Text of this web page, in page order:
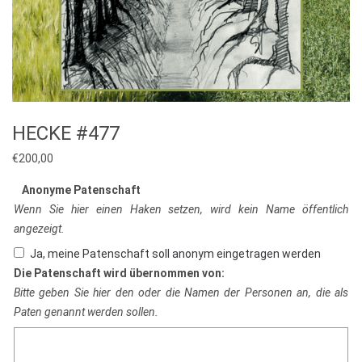
HECKE #477
€200,00
Anonyme Patenschaft
Wenn Sie hier einen Haken setzen, wird kein Name öffentlich
angezeigt.
Ja, meine Patenschaft soll anonym eingetragen werden
Die Patenschaft wird übernommen von:
Bitte geben Sie hier den oder die Namen der Personen an, die als
Paten genannt werden sollen.